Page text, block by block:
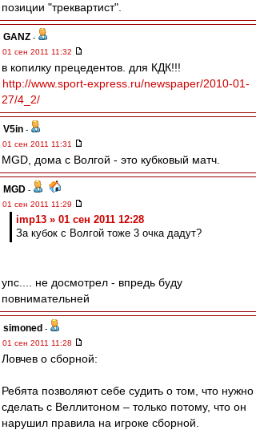
позиции "треквартист".
GANZ -
01 сен 2011 11:32
в копилку прецедентов. для КДК!!!
http://www.sport-express.ru/newspaper/2010-01-
27/4_2/
V5in -
01 сен 2011 11:31
MGD, дома с Волгой - это кубковый матч.
MGD -
01 сен 2011 11:29
imp13 » 01 сен 2011 12:28
За кубок с Волгой тоже 3 очка дадут?
упс.... не досмотрел - впредь буду
повнимательней
simoned -
01 сен 2011 11:28
Ловчев о сборной:
Ребята позволяют себе судить о том, что нужно
сделать с Веллитоном – только потому, что он
нарушил правила на игроке сборной.